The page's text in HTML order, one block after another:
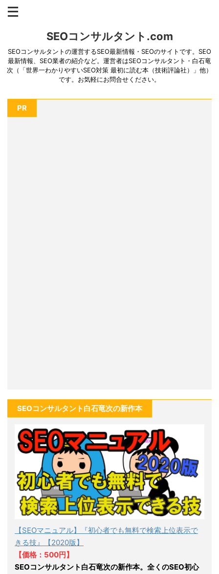
SEOコンサルタント.com
SEOコンサルタントの運営するSEO最新情報・SEOのサイトです。SEO
最新情報、SEO業者の紹介など。運営者はSEOコンサルタント・白石竜
次（「世界一わかりやすいSEO対策 最初に読む本（技術評論社）」他）
です。お気軽にお問合せください。
PR
SEOコンサルタント白石竜次の新作本
【SEOマニュアル】『初心者でも無料で検索上位表示で
きる技』【2020版】
【価格：500円】
SEOコンサルタント白石竜次の新作本。全くのSEO初心